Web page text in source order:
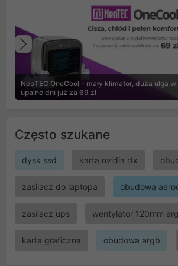
NeoTEC OneCool - mały klimator, duża ulga w
upalne dni już za 69 zł
Poprzedni
Często szukane
dysk ssd karta nvidia rtx
zasilacz do laptopa obudowa
zasilacz ups wentylator 120mm
karta graficzna obudowa argb